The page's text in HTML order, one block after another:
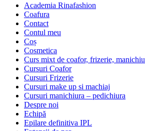
Academia Rinafashion
Coafura
Contact
Contul meu
Coș
Cosmetica
Curs mixt de coafor, frizerie,
Cursuri Coafor
Cursuri Frizerie
Cursuri make up si machiaj
Cursuri manichiura – pedichiura
Despre noi
Echipă
Epilare definitiva IPL